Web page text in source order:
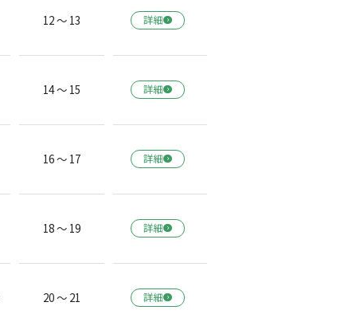
12 ～ 13 詳細
14 ～ 15 詳細
16 ～ 17 詳細
18 ～ 19 詳細
20 ～ 21 詳細